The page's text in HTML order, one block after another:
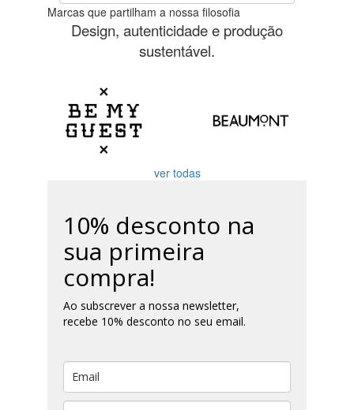
Marcas que partilham a nossa filosofia
Design, autenticidade e produção
sustentável.
ver todas
10% desconto na
sua primeira
compra!
Ao subscrever a nossa newsletter,
recebe 10% desconto no seu email.